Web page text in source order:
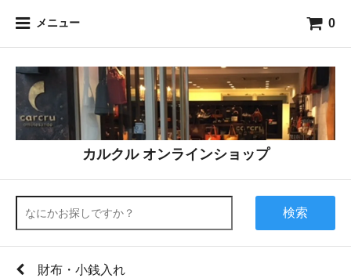
メニュー 0
カルクル オンラインショップ
検索
財布・小銭入れ